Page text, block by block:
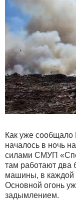
Как уже сообщало
началось в ночь
силами СМУП
там работают два
машины, в каждой
Основной огонь
задымлением.